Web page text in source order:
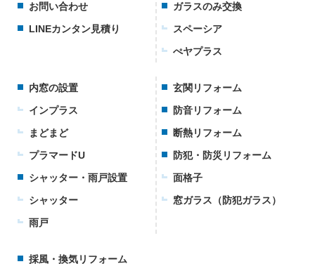
お問い合わせ
LINEカンタン見積り
ガラスのみ交換
スペーシア
ぺヤプラス
内窓の設置
インプラス
まどまど
プラマードU
シャッター・雨戸設置
シャッター
雨戸
玄関リフォーム
防音リフォーム
断熱リフォーム
防犯・防災リフォーム
面格子
窓ガラス（防犯ガラス）
採風・換気リフォーム